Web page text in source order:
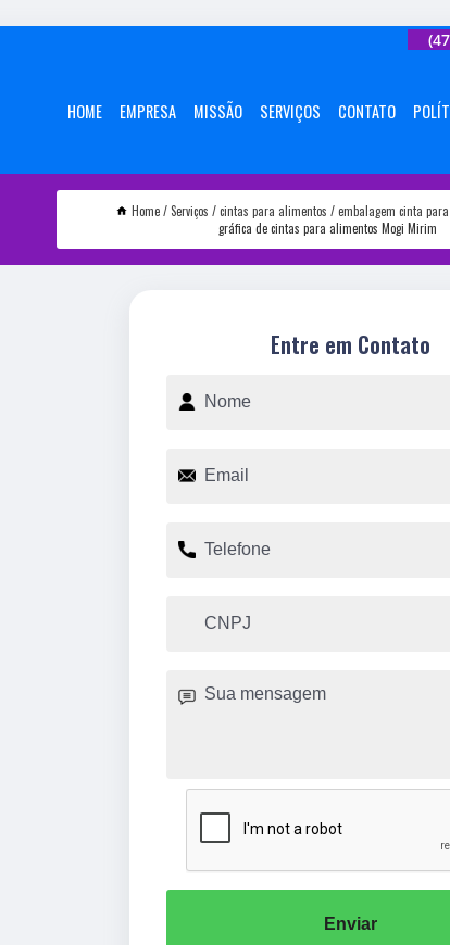
HOME EMPRESA MISSÃO SERVIÇOS CONTATO
Home Serviços cintas para alimentos
embalagem cinta
gráfica de cintas para alimentos Mogi Mirim
Entre em Contato
Enviar